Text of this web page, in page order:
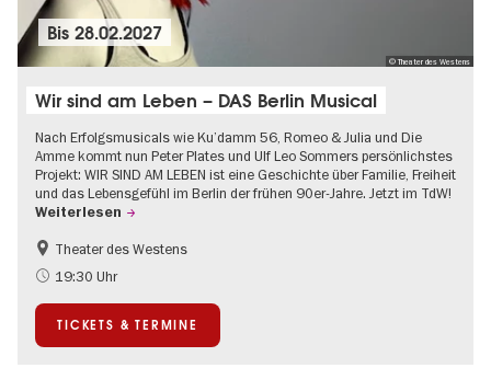
© Theater des Westens
Bis28.02.2027
Wir sind am Leben – DAS Berlin Musical
Nach Erfolgsmusicals wie Ku’damm 56, Romeo & Julia und Die
Amme kommt nun Peter Plates und Ulf Leo Sommers persönlichstes
Projekt: WIR SIND AM LEBEN ist eine Geschichte über Familie, Freiheit
und das Lebensgefühl im Berlin der frühen 90er-Jahre. Jetzt im TdW!
Weiterlesen
Barrierefrei
LGBTQ+
Weihnachten
Theater des Westens
19:30 Uhr
TICKETS & TERMINE